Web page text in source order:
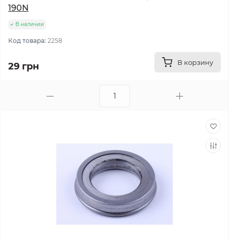
190N
В наличии
Код товара: 2258
29 грн В корзину